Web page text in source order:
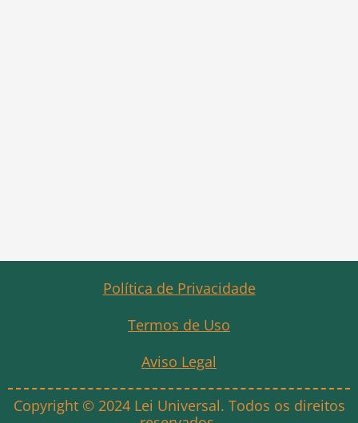
Política de Privacidade
Termos de Uso
Aviso Legal
Copyright © 2024 Lei Universal. Todos os direitos